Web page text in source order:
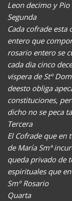
Leon decimo y
Segunda
Cada cofrade esta
entero que
rosario entero se
cada dia cinco
vispera de Stº
deesto obliga
constituciones,
dicho no se peca
Tercera
El Cofrade que en
de María Smª
queda privado de
espirituales que
Smº Rosario
Quarta